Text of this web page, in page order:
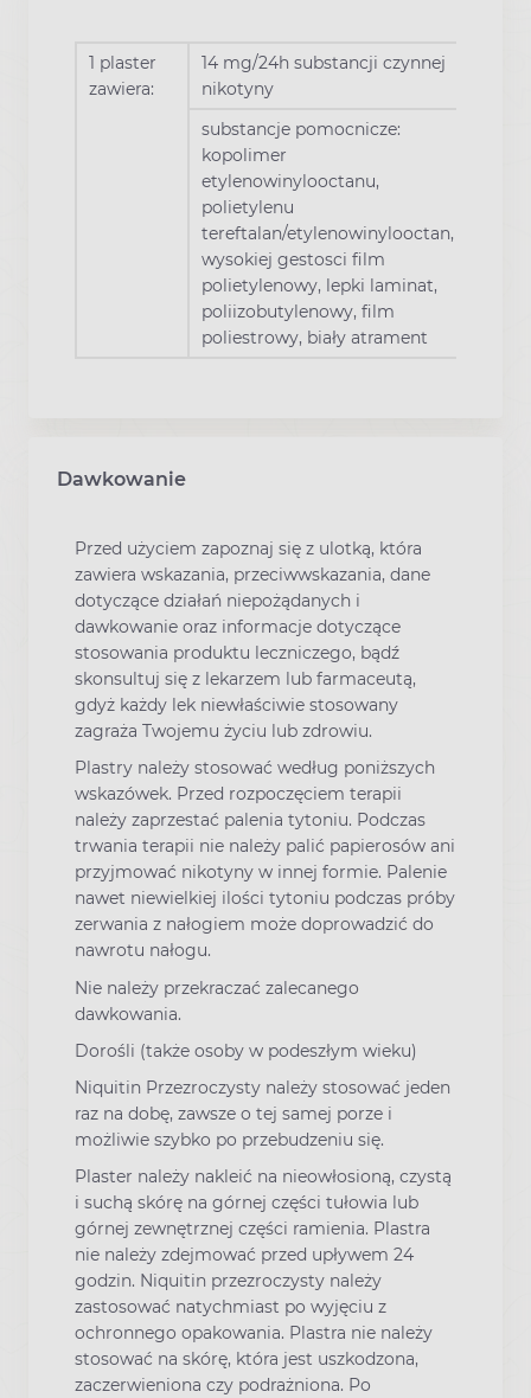
1 plaster
zawiera:
14 mg/24h substancji czynnej
nikotyny
substancje pomocnicze:
kopolimer
etylenowinylooctanu,
polietylenu
tereftalan/etylenowinylooctan,
wysokiej gestosci film
polietylenowy, lepki laminat,
poliizobutylenowy, film
poliestrowy, biały atrament
Dawkowanie
Przed użyciem zapoznaj się z ulotką, która
zawiera wskazania, przeciwwskazania, dane
dotyczące działań niepożądanych i
dawkowanie oraz informacje dotyczące
stosowania produktu leczniczego, bądź
skonsultuj się z lekarzem lub farmaceutą,
gdyż każdy lek niewłaściwie stosowany
zagraża Twojemu życiu lub zdrowiu.
Plastry należy stosować według poniższych
wskazówek. Przed rozpoczęciem terapii
należy zaprzestać palenia tytoniu. Podczas
trwania terapii nie należy palić papierosów ani
przyjmować nikotyny w innej formie. Palenie
nawet niewielkiej ilości tytoniu podczas próby
zerwania z nałogiem może doprowadzić do
nawrotu nałogu.
Nie należy przekraczać zalecanego
dawkowania.
Dorośli (także osoby w podeszłym wieku)
Niquitin Przezroczysty należy stosować jeden
raz na dobę, zawsze o tej samej porze i
możliwie szybko po przebudzeniu się.
Plaster należy nakleić na nieowłosioną, czystą
i suchą skórę na górnej części tułowia lub
górnej zewnętrznej części ramienia. Plastra
nie należy zdejmować przed upływem 24
godzin. Niquitin przezroczysty należy
zastosować natychmiast po wyjęciu z
ochronnego opakowania. Plastra nie należy
stosować na skórę, która jest uszkodzona,
zaczerwieniona czy podrażniona. Po